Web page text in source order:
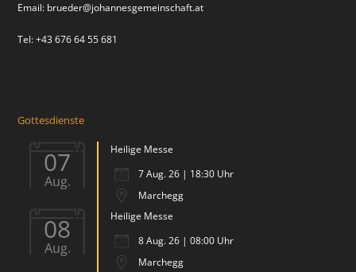
Email: brueder@johannesgemeinschaft.at
Tel: +43 676 64 55 681
Gottesdienste
07
Aug.
Heilige Messe
7 Aug. 26 | 18:30 Uhr
Marchegg
08
Aug.
Heilige Messe
8 Aug. 26 | 08:00 Uhr
Marchegg